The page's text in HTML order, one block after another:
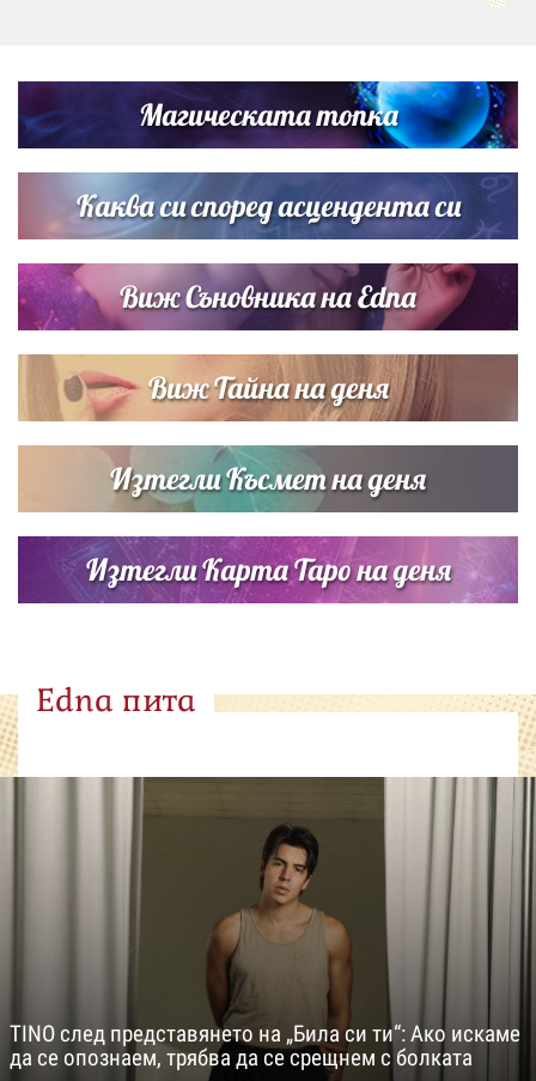
Димов издадоха своето любимо място
Дъщерята на Тодор Батков вдигна сватба, Стоичков и
Братя Аргирови я изненадаха с песен
Магическата топка
Каква си според асцендента си
Виж Съновника на Edna
Виж Тайна на деня
Изтегли Късмет на деня
Изтегли Карта Таро на деня
Edna пита
TINO след представянето на „Била си ти“: Ако искаме
да се опознаем, трябва да се срещнем с болката